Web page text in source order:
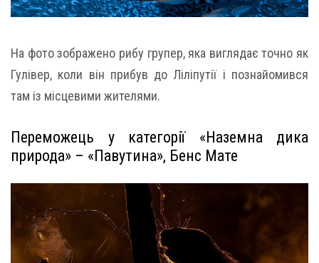
На фото зображено рибу групер, яка виглядає точно як
Гулівер, коли він прибув до Ліліпутії і познайомився
там із місцевими жителями.
Переможець у категорії «Наземна дика
природа» – «Павутина», Бенс Мате